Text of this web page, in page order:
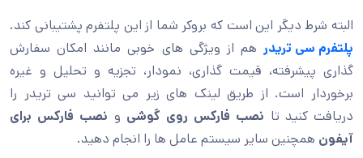
البته شرط دیگر این است که بروکر شما از این پلتفرم پشتیبانی کند.
پلتفرم سی تریدر هم از ویژگی های خوبی مانند امکان سفارش
گذاری پیشرفته، قیمت گذاری، نمودار، تجزیه و تحلیل و غیره
برخوردار است. از طریق لینک های زیر می توانید سی تریدر را
دریافت کنید تا نصب فارکس روی گوشی و نصب فارکس برای
آیفون همچنین سایر سیستم عامل ها را انجام دهید.